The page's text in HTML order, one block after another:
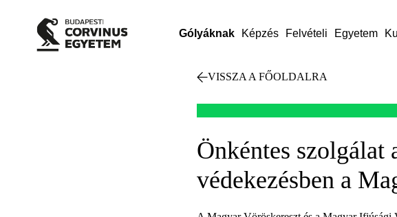
Gólyáknak Képzés Felvételi Egyetem
VISSZA A FŐOLDALRA
Önkéntes
védekezésben a